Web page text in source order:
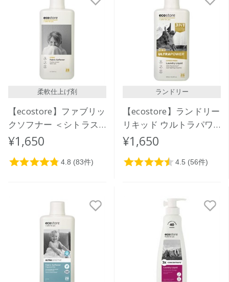
柔軟仕上げ剤
【ecostore】ファブリッ
クソフナー ＜シトラス
＞ 1L
¥1,650
ランドリー
【ecostore】ランドリー
リキッド ウルトラパワ
ー925mL
¥1,650